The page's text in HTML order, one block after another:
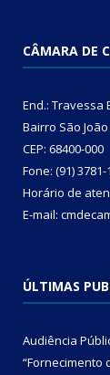
CÂMARA DE
End.: Travessa
Bairro São
CEP: 68400-000
Fone: (91)
Horário de
E-mail:
ÚLTIMAS
Audiência
“Fornecimento